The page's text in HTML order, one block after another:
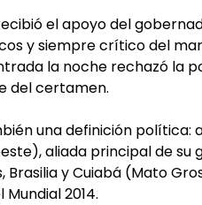
el apoyo del
y siempre crítico del
la noche rechazó la
del certamen.
una definición política:
aliada principal de su
Brasilia y Cuiabá (Mato
2014.